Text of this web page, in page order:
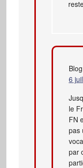
6
le
FN
pas
par